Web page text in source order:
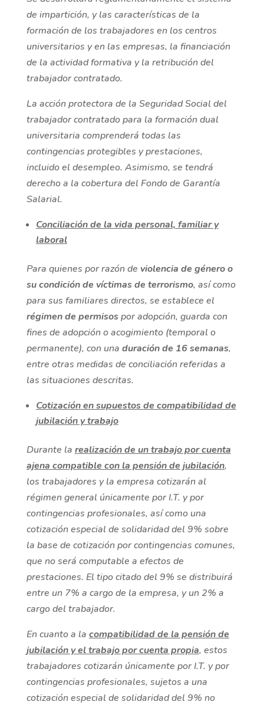
de impartición, y las características de la
formación de los trabajadores en los centros
universitarios y en las empresas, la financiación
de la actividad formativa y la retribución del
trabajador contratado.
La acción protectora de la Seguridad Social del
trabajador contratado para la formación dual
universitaria comprenderá todas las
contingencias protegibles y prestaciones,
incluido el desempleo. Asimismo, se tendrá
derecho a la cobertura del Fondo de Garantía
Salarial.
Conciliación de la vida personal, familiar y
laboral
Para quienes por razón de violencia de género o
su condición de víctimas de terrorismo, así como
para sus familiares directos, se establece el
régimen de permisospor adopción, guarda con
fines de adopción o acogimiento (temporal o
permanente), con una duración de 16 semanas,
entre otras medidas de conciliación referidas a
las situaciones descritas.
Cotización en supuestos de compatibilidad de
jubilación y trabajo
Durante la realización de un trabajo por cuenta
ajena compatible con la pensión de jubilación,
los trabajadores y la empresa cotizarán al
régimen general únicamente por I.T. y por
contingencias profesionales, así como una
cotización especial de solidaridad del 9% sobre
la base de cotización por contingencias comunes,
que no será computable a efectos de
prestaciones. El tipo citado del 9% se distribuirá
entre un 7% a cargo de la empresa, y un 2% a
cargo del trabajador.
En cuanto a la compatibilidad de la pensión de
jubilación y el trabajo por cuenta propia, estos
trabajadores cotizarán únicamente por I.T. y por
contingencias profesionales, sujetos a una
cotización especial de solidaridad del 9% no